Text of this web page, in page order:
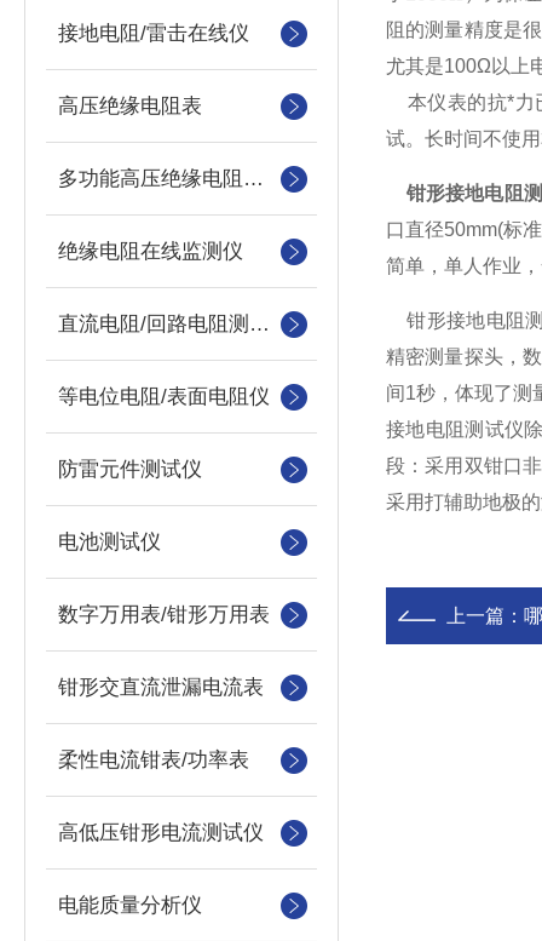
接地电阻/雷击在线仪
高压绝缘电阻表
多功能高压绝缘电阻测试仪
绝缘电阻在线监测仪
直流电阻/回路电阻测试仪
等电位电阻/表面电阻仪
防雷元件测试仪
电池测试仪
数字万用表/钳形万用表
钳形交直流泄漏电流表
柔性电流钳表/功率表
高低压钳形电流测试仪
电能质量分析仪
阻的测量精度是
尤其是100Ω以上
本仪表的抗*力
试。长时间不使
钳形接地电阻
口直径50mm(标
简单，单人作业
钳形接地电阻
精密测量探头，
间1秒，体现了测
接地电阻测试仪
段：采用双钳口
采用打辅助地极
上一篇：